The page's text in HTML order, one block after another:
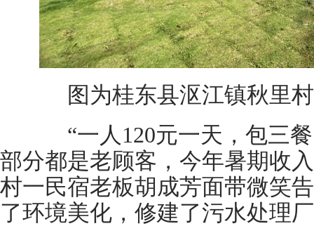
图为桂东县沤江镇秋里村
“一人120元一天，包三餐
部分都是老顾客，今年暑期收
村一民宿老板胡成芳面带微笑
了环境美化，修建了污水处理